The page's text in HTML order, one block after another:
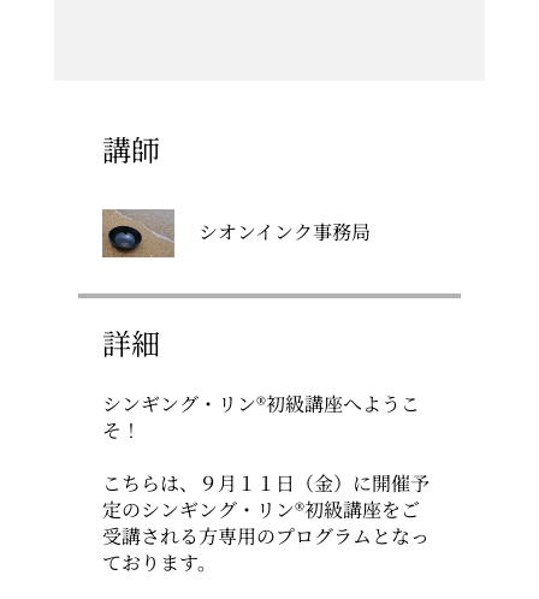
講師
シオンインク事務局
詳細
シンギング・リン®初級講座へようこ
そ！
こちらは、９月１１日（金）に開催予
定のシンギング・リン®初級講座をご
受講される方専用のプログラムとなっ
ております。